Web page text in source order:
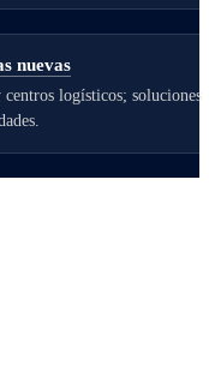
nuevas
logísticos; soluciones